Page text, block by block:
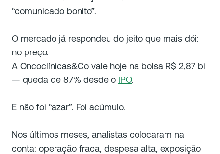
“comunicado bonito”.
O mercado já respondeu do jeito que mais dói:
no preço.
A Oncoclínicas&Co vale hoje na bolsa R$ 2,87 bi
— queda de 87% desde o IPO.
E não foi “azar”. Foi acúmulo.
Nos últimos meses, analistas colocaram na
conta: operação fraca, despesa alta, exposição